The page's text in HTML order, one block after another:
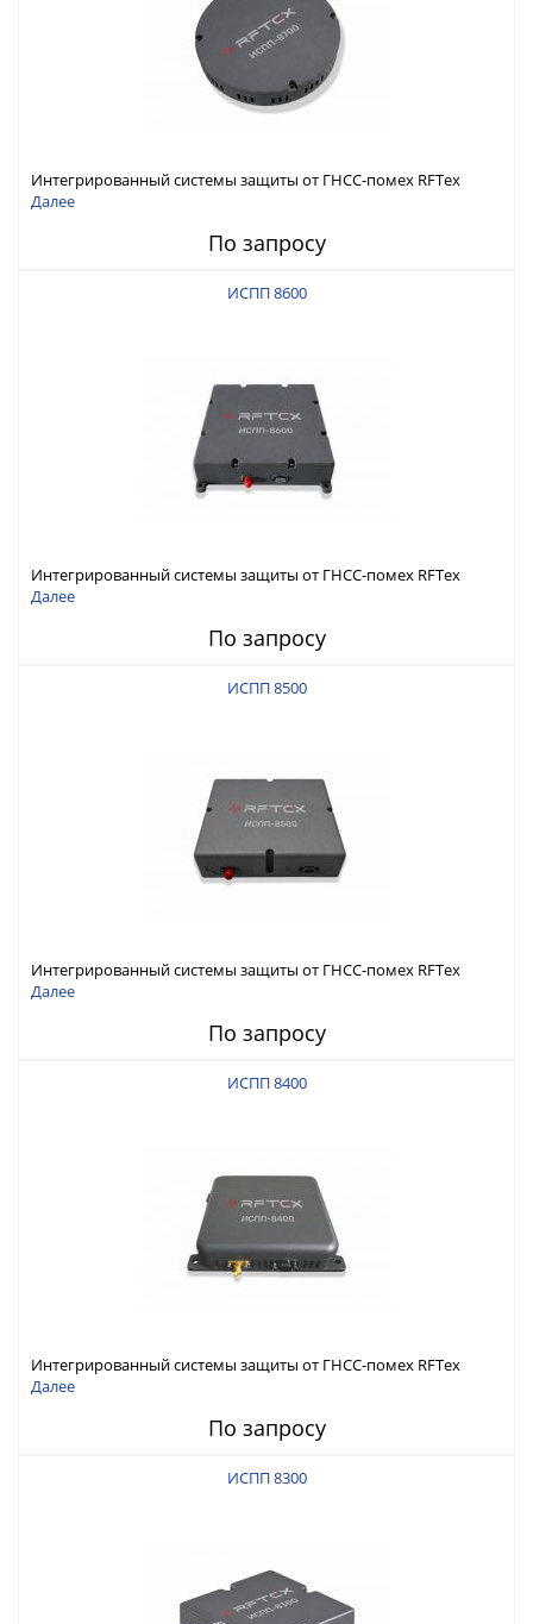
Интегрированный системы защиты от ГНСС-помех RFТех
ИСПП 8700
Далее
По запросу
ИСПП 8600
Интегрированный системы защиты от ГНСС-помех RFТех
ИСПП 8600
Далее
По запросу
ИСПП 8500
Интегрированный системы защиты от ГНСС-помех RFТех
ИСПП 8500
Далее
По запросу
ИСПП 8400
Интегрированный системы защиты от ГНСС-помех RFТех
ИСПП 8400
Далее
По запросу
ИСПП 8300